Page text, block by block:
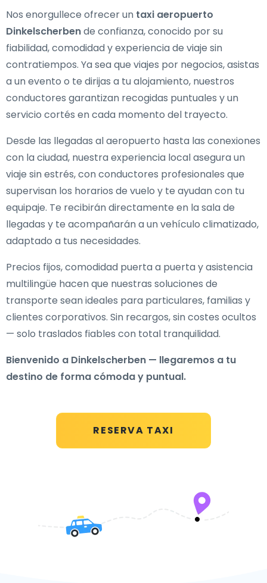
RESERVA TAXI
Nos enorgullece ofrecer un taxi aeropuerto
Dinkelscherbende confianza, conocido por su
fiabilidad, comodidad y experiencia de viaje sin
contratiempos. Ya sea que viajes por negocios, asistas
a un evento o te dirijas a tu alojamiento, nuestros
conductores garantizan recogidas puntuales y un
servicio cortés en cada momento del trayecto.
Desde las llegadas al aeropuerto hasta las conexiones
con la ciudad, nuestra experiencia local asegura un
viaje sin estrés, con conductores profesionales que
supervisan los horarios de vuelo y te ayudan con tu
equipaje. Te recibirán directamente en la sala de
llegadas y te acompañarán a un vehículo climatizado,
adaptado a tus necesidades.
Precios fijos, comodidad puerta a puerta y asistencia
multilingüe hacen que nuestras soluciones de
transporte sean ideales para particulares, familias y
clientes corporativos. Sin recargos, sin costes ocultos
— solo traslados fiables con total tranquilidad.
Bienvenido a Dinkelscherben — llegaremos a tu
destino de forma cómoda y puntual.